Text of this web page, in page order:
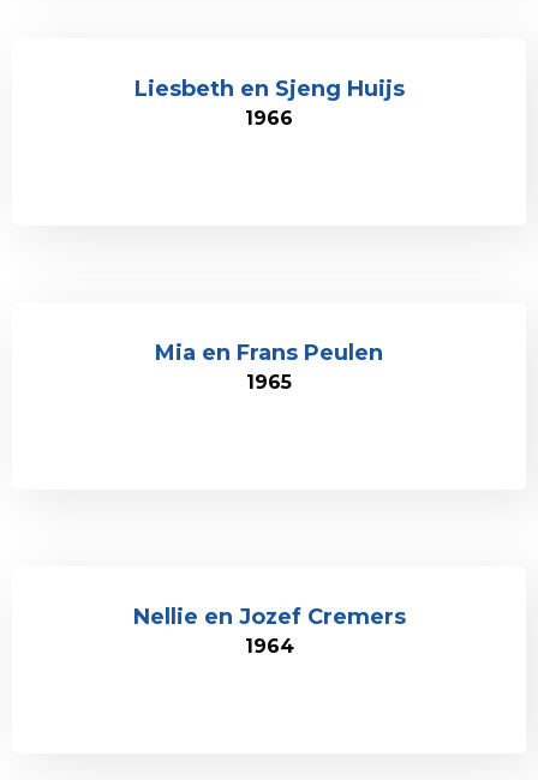
Liesbeth en Sjeng Huijs
1966
Mia en Frans Peulen
1965
Nellie en Jozef Cremers
1964